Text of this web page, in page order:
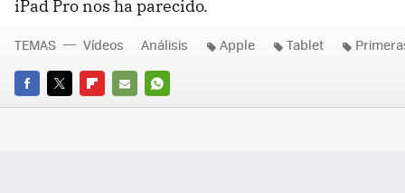
iPad Pro nos ha parecido.
FACEBOOK
TWITTERFLIPBOARD
E-
WHATSAPP
TEMAS Vídeos Análisis Apple Tablet